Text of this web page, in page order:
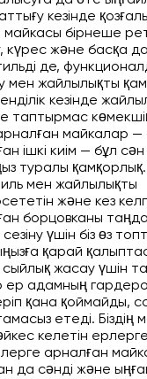
кезінде
майкасы бірнеше
күрес және басқа
де,
мен жайлылықты
кезінде
таптырмас
майкалар —
ішкі киім — бұл
туралы
мен жайлылықты
және кез
борцовканы
үшін біз өз
қарай
сыйлық жасау үшін
ер адамның
қана қоймайды,
етеді. Біздің
келетін
арналған
да сәнді және